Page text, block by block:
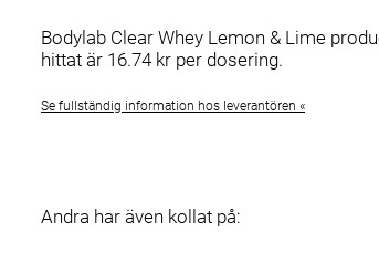
Bodylab Clear Whey Lemon & Lime
hittat är 16.74 kr per dosering.
Se fullständig information hos leverantören «
Andra har även kollat på: